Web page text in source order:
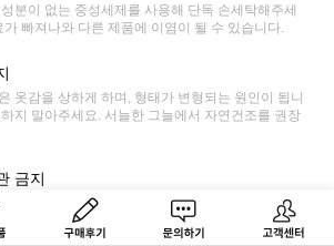
상품후기 문의하기 고객센터
분이 없는 중성세제를 사용해 단독 손세탁해주세
가 빠져나와 다른 제품에 이염이 될 수 있습니다.
옷감을 상하게 하며, 형태가 변형되는 원인이 됩니
지 말아주세요. 서늘한 그늘에서 자연건조를 권장
금지
젖어있는 상태로 장기간 밀폐 시 변색에 원인이 됩니
렁크 내 뜨거운 열기로 인해 옷이 손상될 수 있습니